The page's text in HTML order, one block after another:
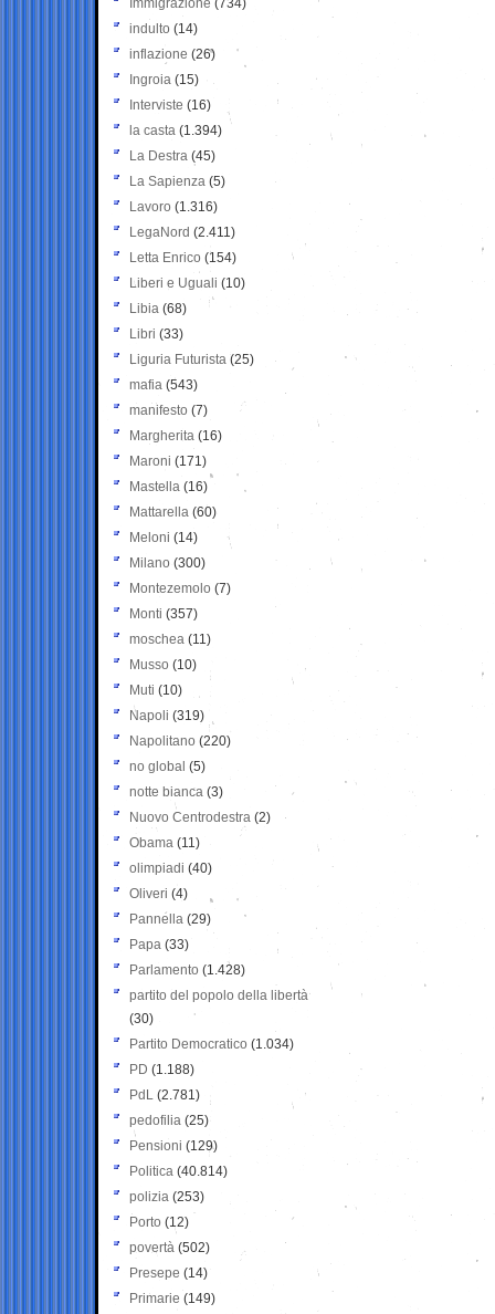
Immigrazione (734)
indulto (14)
inflazione (26)
Ingroia (15)
Interviste (16)
la casta (1.394)
La Destra (45)
La Sapienza (5)
Lavoro (1.316)
LegaNord (2.411)
Letta Enrico (154)
Liberi e Uguali (10)
Libia (68)
Libri (33)
Liguria Futurista (25)
mafia (543)
manifesto (7)
Margherita (16)
Maroni (171)
Mastella (16)
Mattarella (60)
Meloni (14)
Milano (300)
Montezemolo (7)
Monti (357)
moschea (11)
Musso (10)
Muti (10)
Napoli (319)
Napolitano (220)
no global (5)
notte bianca (3)
Nuovo Centrodestra (2)
Obama (11)
olimpiadi (40)
Oliveri (4)
Pannella (29)
Papa (33)
Parlamento (1.428)
partito del popolo della libertà
(30)
Partito Democratico (1.034)
PD (1.188)
PdL (2.781)
pedofilia (25)
Pensioni (129)
Politica (40.814)
polizia (253)
Porto (12)
povertà (502)
Presepe (14)
Primarie (149)